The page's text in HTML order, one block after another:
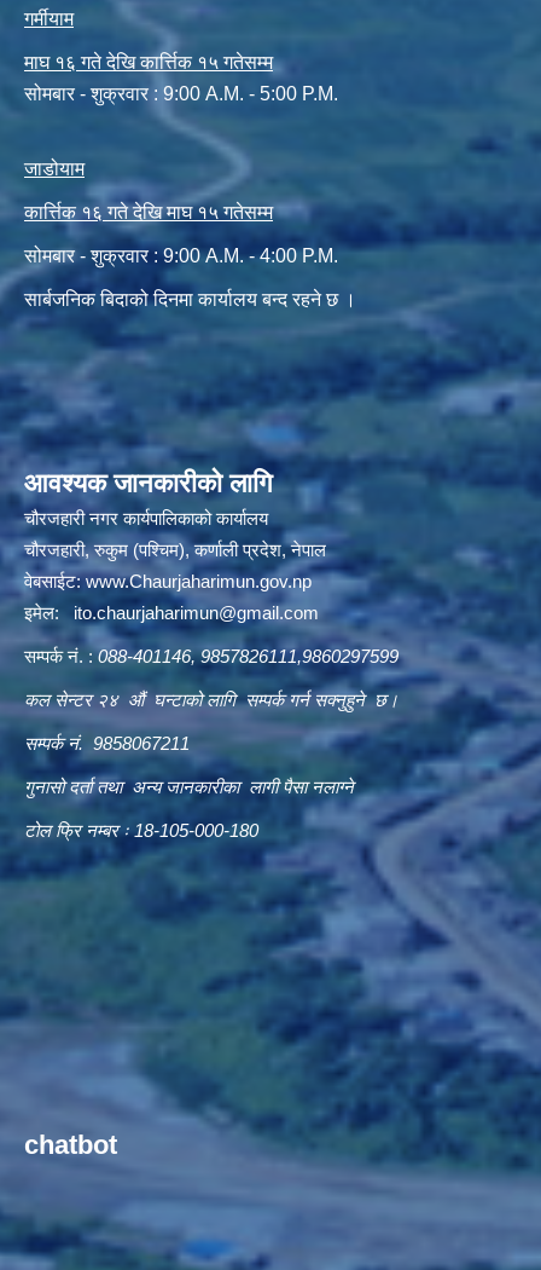
गर्मीयाम
माघ १६ गते देखि कार्त्तिक १५ गतेसम्म
सोमबार - शुक्रवार : 9:00 A.M. - 5:00 P.M.
जाडोयाम
कार्त्तिक १६ गते देखि माघ १५ गतेसम्म
सोमबार - शुक्रवार : 9:00 A.M. - 4:00 P.M.
सार्बजनिक बिदाको दिनमा कार्यालय बन्द रहने छ ।
आवश्यक जानकारीको लागि
चौरजहारी नगर कार्यपालिकाको कार्यालय
चौरजहारी, रुकुम (पश्चिम), कर्णाली प्रदेश, नेपाल
वेबसाईट:www.Chaurjaharimun.gov.np
इमेल: ito.chaurjaharimun@gmail.com
सम्पर्क नं. :088-401146, 9857826111,9860297599
कल सेन्टर २४ औं घन्टाको लागि सम्पर्क गर्न सक्नुहुने छ।
सम्पर्क नं. 9858067211
गुनासो दर्ता तथा अन्य जानकारीका लागी पैसा नलाग्ने
टोल फ्रि नम्बर ः 18-105-000-180
chatbot